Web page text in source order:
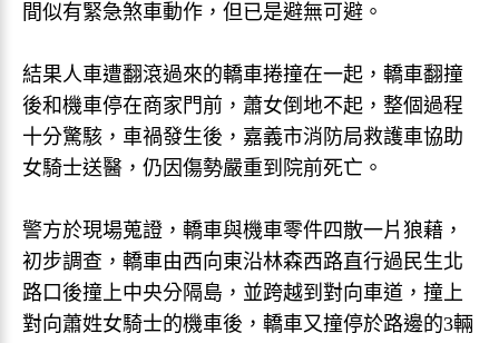
間似有緊急煞車動作，但已是避無可避。
結果人車遭翻滾過來的轎車捲撞在一起，轎車翻撞
後和機車停在商家門前，蕭女倒地不起，整個過程
十分驚駭，車禍發生後，嘉義市消防局救護車協助
女騎士送醫，仍因傷勢嚴重到院前死亡。
警方於現場蒐證，轎車與機車零件四散一片狼藉，
初步調查，轎車由西向東沿林森西路直行過民生北
路口後撞上中央分隔島，並跨越到對向車道，撞上
對向蕭姓女騎士的機車後，轎車又撞停於路邊的3輛